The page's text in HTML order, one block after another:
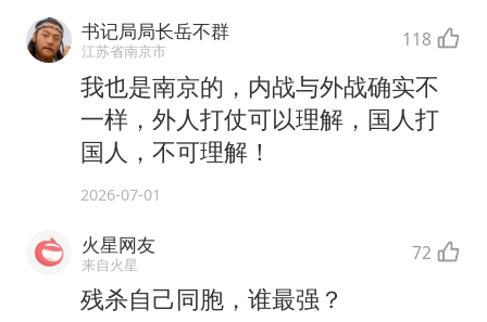
书记局局长岳不群
江苏省南京市 118
我也是南京的，内战与外战确实不
一样，外人打仗可以理解，国人打
国人，不可理解！
2026-07-01
火星网友
来自火星 72
残杀自己同胞，谁最强？